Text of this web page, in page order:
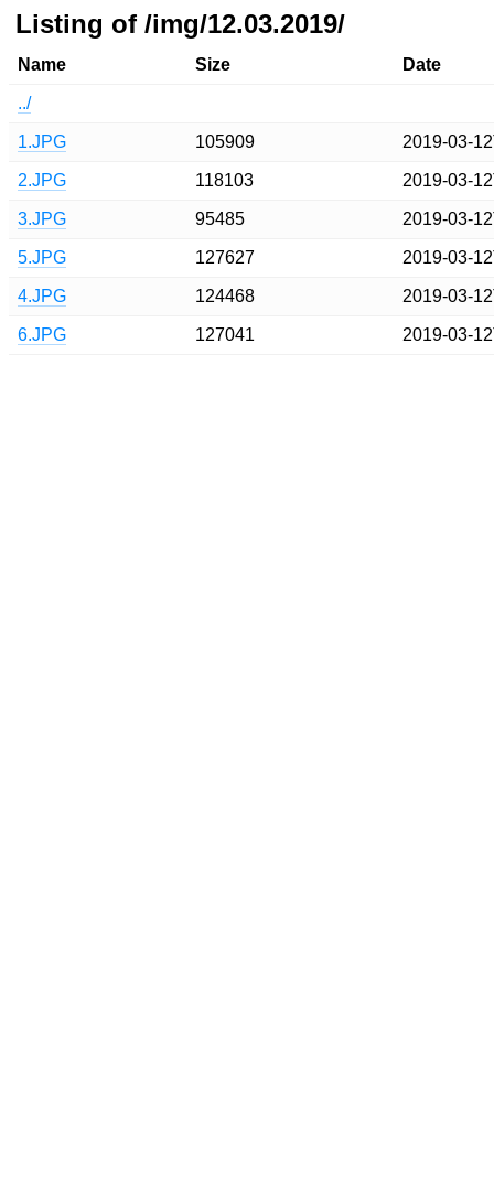
Listing of /img/12.03.2019/
Name Size Date
../
1.JPG 105909 2019-03-
2.JPG 118103 2019-03-
3.JPG 95485 2019-03-
5.JPG 127627 2019-03-
4.JPG 124468 2019-03-
6.JPG 127041 2019-03-